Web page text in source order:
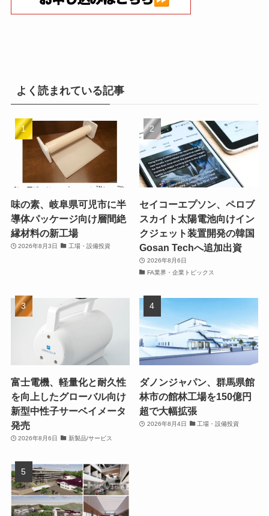
よく読まれている記事
味の素、岐阜県可児市に半
導体パッケージ向け層間絶
縁材料の新工場
2026年8月3日 工場・設備投資
セイコーエプソン、ペロブ
スカイト太陽電池向けイン
クジェット装置開発の韓国
Gosan Techへ追加出資
2026年8月6日
FA業界・企業トピックス
富士電機、軽量化と耐久性
を向上したグローバル向け
新型中性子サーベイメータ
発売
2026年8月6日 新製品/サービス
ダノンジャパン、群馬県館
林市の館林工場を150億円
超で大幅拡張
2026年8月4日 工場・設備投資